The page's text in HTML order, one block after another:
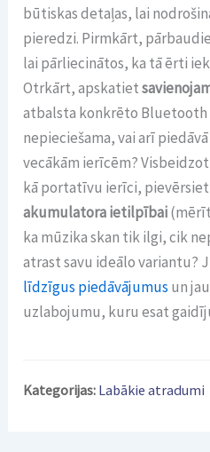
būtiskas detaļas, lai
pieredzi. Pirmkārt,
lai pārliecinātos, ka tā ērti
Otrkārt, apskatiet
atbalsta konkrēto Bluetooth
nepieciešama, vai arī piedāvā
vecākām ierīcēm?
kā portatīvu ierīci,
akumulatora ietilpībai
ka mūzika skan tik ilgi, cik
atrast savu ideālo variantu?
līdzīgus piedāvājumus un
uzlabojumu, kuru esat
Kategorijas: Labākie atradumi